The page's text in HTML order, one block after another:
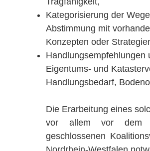
Kategorisierung der
Abstimmung mit
Konzepten oder
Handlungsempfehlungen
Eigentums- und
Handlungsbedarf,
Die Erarbeitung eines
vor allem vor dem
geschlossenen